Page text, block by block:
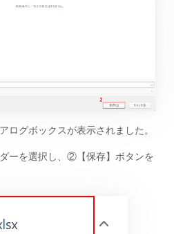
ログボックスが表示されました。
ーを選択し、②【保存】ボタンを